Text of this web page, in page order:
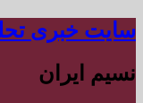
سایت خبری
نسیم ایران